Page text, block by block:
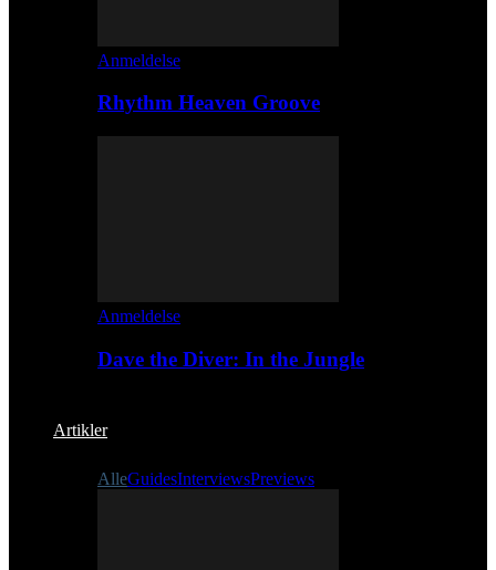
Anmeldelse
Rhythm Heaven Groove
Anmeldelse
Dave the Diver: In the Jungle
Artikler
AlleGuidesInterviewsPreviews